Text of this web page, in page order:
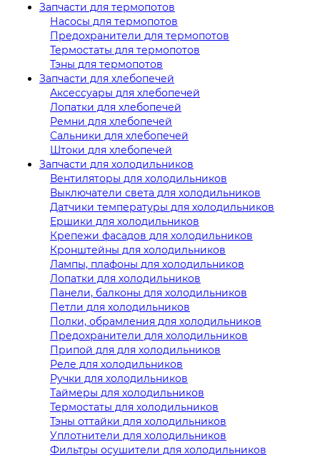
Запчасти для термопотов
Насосы для термопотов
Предохранители для термопотов
Термостаты для термопотов
Тэны для термопотов
Запчасти для хлебопечей
Аксессуары для хлебопечей
Лопатки для хлебопечей
Ремни для хлебопечей
Сальники для хлебопечей
Штоки для хлебопечей
Запчасти для холодильников
Вентиляторы для холодильников
Выключатели света для холодильников
Датчики температуры для холодильников
Ершики для холодильников
Крепежи фасадов для холодильников
Кронштейны для холодильников
Лампы, плафоны для холодильников
Лопатки для холодильников
Панели, балконы для холодильников
Петли для холодильников
Полки, обрамления для холодильников
Предохранители для холодильников
Припой для для холодильников
Реле для холодильников
Ручки для холодильников
Таймеры для холодильников
Термостаты для холодильников
Тэны оттайки для холодильников
Уплотнители для холодильников
Фильтры осушители для холодильников